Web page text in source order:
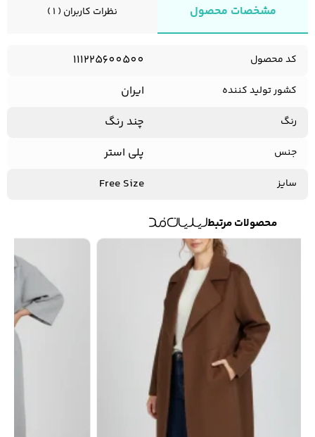
مشخصات محصول نظرات کاربران ( 1 )
کد محصول 111225600500
کشور تولید کننده ایران
رنگ چند رنگ
جنس پلی استر
سایز Free Size
محصولات مرتبط